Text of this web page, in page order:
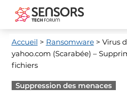
Accueil > Ransomware> Virus
yahoo.com (Scarabée) –
fichiers
Suppression des menaces